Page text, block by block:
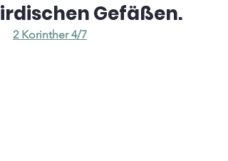
irdischen Gefäßen.
2 Korinther 4/7